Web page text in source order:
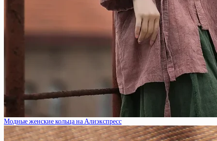
Модные женские кольца на Алиэкспресс